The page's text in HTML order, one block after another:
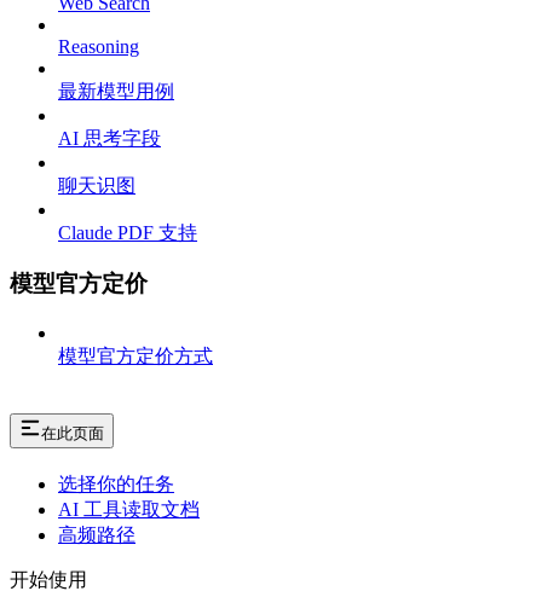
Reasoning
最新模型用例
AI 思考字段
聊天识图
Claude PDF 支持
模型官方定价
模型官方定价方式
在此页面
选择你的任务
AI 工具读取文档
高频路径
开始使用